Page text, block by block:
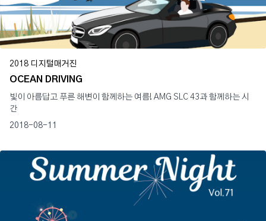
2018 디지털매거진
OCEAN DRIVING
빛이 아름답고 푸른 해변이 함께하는 여름! AMG SLC 43과 함께하는 시
간
2018-08-11